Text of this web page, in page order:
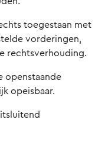
toegestaan met
vorderingen,
rechtsverhouding.
openstaande
opeisbaar.